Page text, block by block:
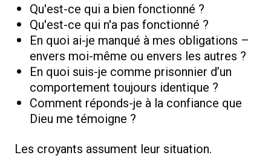
Qu'est-ce qui a bien fonctionné ?
Qu'est-ce qui n'a pas fonctionné ?
En quoi ai-je manqué à mes obligations –
envers moi-même ou envers les autres ?
En quoi suis-je comme prisonnier d’un
comportement toujours identique ?
Comment réponds-je à la confiance que
Dieu me témoigne ?
Les croyants assument leur situation.